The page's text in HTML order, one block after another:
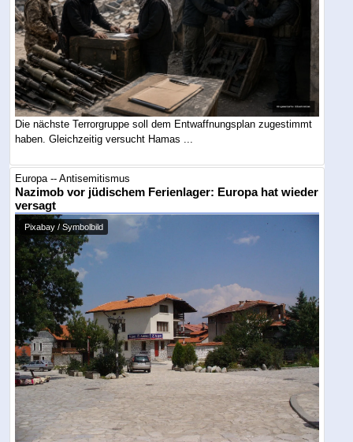
Die nächste Terrorgruppe soll dem Entwaffnungsplan zugestimmt
haben. Gleichzeitig versucht Hamas ...
Europa -- Antisemitismus
Nazimob vor jüdischem Ferienlager: Europa hat wieder
versagt
Pixabay / Symbolbild